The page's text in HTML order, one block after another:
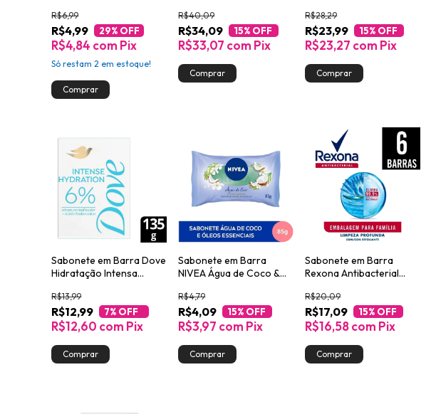
R$4,99
R$6,99
29% OFF
R$4,84 com Pix
Só restam2 em estoque!
R$34,09
R$40,09
15% OFF
R$33,07 com Pix
R$23,99
R$28,29
15% OFF
R$23,27 com Pix
Sabonete em Barra Dove
Hidratação Intensa
Ácido Hialurônico 135g
R$12,99
R$13,99
7% OFF
R$12,60 com Pix
Sabonete em Barra
NIVEA Água de Coco &
R$4,09
R$4,79
15% OFF
R$3,97 com Pix
Sabonete em Barra
Rexona Antibacterial
barras
R$17,09
R$20,09
15% OFF
R$16,58com Pix